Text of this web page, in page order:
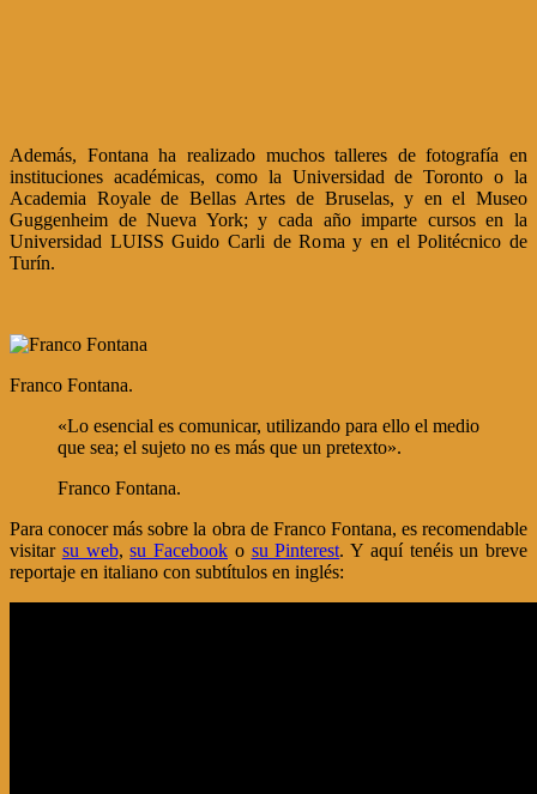
Además, Fontana ha realizado muchos talleres de fotografía en
instituciones académicas, como la Universidad de Toronto o la
Academia Royale de Bellas Artes de Bruselas, y en el Museo
Guggenheim de Nueva York; y cada año imparte cursos en la
Universidad LUISS Guido Carli de Roma y en el Politécnico de
Turín.
Franco Fontana.
«Lo esencial es comunicar, utilizando para ello el medio
que sea; el sujeto no es más que un pretexto».
Franco Fontana.
Para conocer más sobre la obra de Franco Fontana, es recomendable
visitar su web,su Facebook o su Pinterest. Y aquí tenéis un breve
reportaje en italiano con subtítulos en inglés: